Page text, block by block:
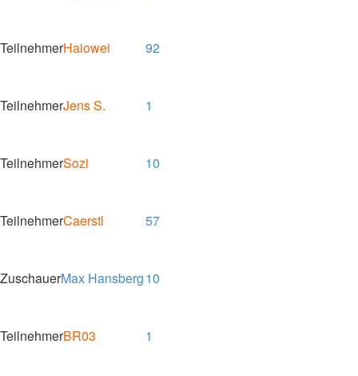
TeilnehmerHaiowei 92
TeilnehmerJens S. 1
TeilnehmerSozi 10
TeilnehmerCaerstl 57
ZuschauerMax Hansberg10
TeilnehmerBR03 1